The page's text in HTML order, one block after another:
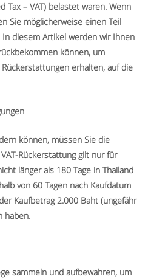
Tax – VAT) belastet waren. Wenn
Sie möglicherweise einen Teil
diesem Artikel werden wir Ihnen
können, um
erhalten, auf die
können, müssen Sie die
Rückerstattung gilt nur für
länger als 180 Tage in Thailand
von 60 Tagen nach Kaufdatum
Kaufbetrag 2.000 Baht (ungefähr
haben.
sammeln und aufbewahren, um